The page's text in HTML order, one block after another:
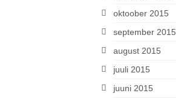
oktoober 2015
september 2015
august 2015
juuli 2015
juuni 2015